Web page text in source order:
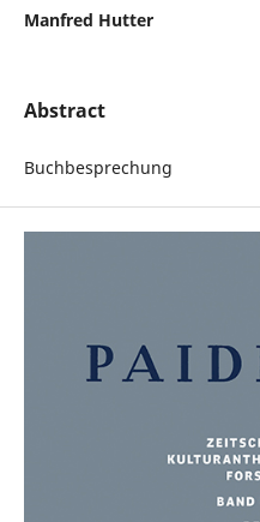
Manfred Hutter
Abstract
Buchbesprechung